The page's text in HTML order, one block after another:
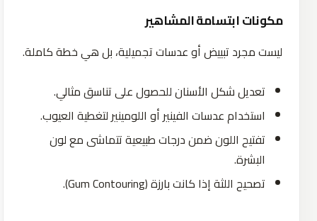
مكونات ابتسامة المشاهير
ليست مجرد تبييض أو عدسات تجميلية، بل هي خطة كاملة.
تعديل شكل الأسنان للحصول على تناسق مثالي.
استخدام عدسات الفينير أو اللومينير لتغطية العيوب.
تفتيح اللون ضمن درجات طبيعية تتماشى مع لون
البشرة.
تصحيح اللثة إذا كانت بارزة (Gum Contouring).